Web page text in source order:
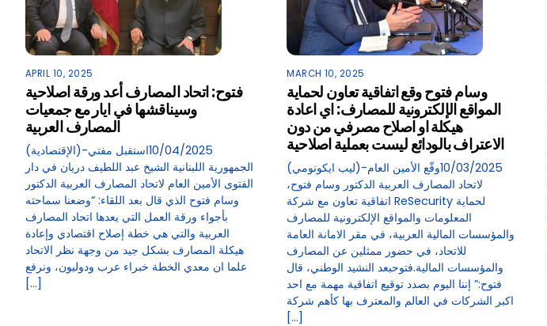
APRIL 10, 2025
فتوح: اتحاد المصارف أعد ورقة اصلاحية
وسيناقشها في ايار مع جمعيات
المصارف العربية
(الإقتصادية)-10/04/2025استقبل مفتي
الجمهورية اللبنانية الشيخ عبد اللطيف دريان في دار
الفتوى الأمين العام لاتحاد المصارف العربية الدكتور
وسام فتوح الذي قال بعد اللقاء: “وضعنا سماحته
بأجواء ورقة العمل التي يعدها اتحاد المصارف
العربية والتي هي خطة إصلاح اقتصادي وإعادة
هيكلة المصارف بشكل جيد من وجهة نظر الاتحاد
علما ان معدي الخطة خبراء عرب ودوليون، ونرفع
[…]
MARCH 10, 2025
وسام فتوح وقع اتفاقية تعاون لحماية
المواقع الإلكترونية للمصارف: اي اعادة
هيكلة او اصلاح مصرفي من دون
الاعتراف بالودائع ليست بعملية اصلاحية
(ليب ايكونومي)-10/03/2025وقّع الأمين العام
لاتحاد المصارف العربية الدكتور وسام فتوح،
اتفاقية تعاون مع شركة ReSecurity لحماية
المعلومات والمواقع الإلكترونية للمصارف
والمؤسسات المالية العربية، في مقر الامانة العامة
للاتحاد، في حضور ممثلين عن المصارف
والمؤسسات المالية.فتوحبعد النشيد الوطني، قال
فتوح:” إننا اليوم بصدد توقيع اتفاقية مهمة مع احد
اكبر الشركات في العالم والمعترف بها كأهم شركة
[…]